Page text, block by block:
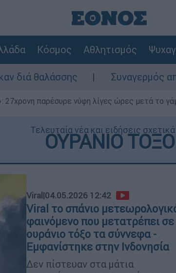
Κόσμος Αθλητισμός
Συναγερμός από τον ΕΦΕΤ:
παρέσυρε νύφη λίγες ώρες μετά το
Τελευταία νέα και ειδήσεις
ΟΥΡΑΝΙΟ ΤΟΞΟ
Viral|04.05.2026 12:42
Viral το σπάνιο
φαινόμενο που μετατρέπει σε
ουράνιο τόξο τα σύννεφα -
Εμφανίστηκε στην Ινδονησία
Δεν πίστευαν στα μάτια